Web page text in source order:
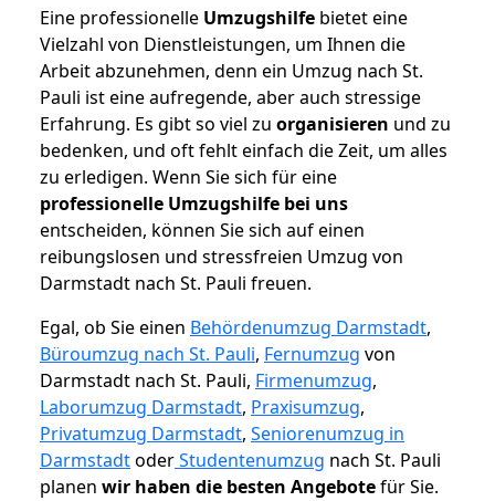
Eine professionelle Umzugshilfe bietet eine
Vielzahl von Dienstleistungen, um Ihnen die
Arbeit abzunehmen, denn ein Umzug nach St.
Pauli ist eine aufregende, aber auch stressige
Erfahrung. Es gibt so viel zu organisieren und zu
bedenken, und oft fehlt einfach die Zeit, um alles
zu erledigen. Wenn Sie sich für eine
professionelle Umzugshilfe bei uns
entscheiden, können Sie sich auf einen
reibungslosen und stressfreien Umzug von
Darmstadt nach St. Pauli freuen.
Egal, ob Sie einen Behördenumzug Darmstadt,
Büroumzug nach St. Pauli, Fernumzug von
Darmstadt nach St. Pauli, Firmenumzug,
Laborumzug Darmstadt, Praxisumzug,
Privatumzug Darmstadt, Seniorenumzug in
DarmstadtoderStudentenumzug nach St. Pauli
planen wir haben die besten Angebotefür Sie.